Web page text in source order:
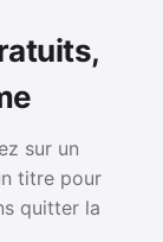
sur un
titre pour
quitter la